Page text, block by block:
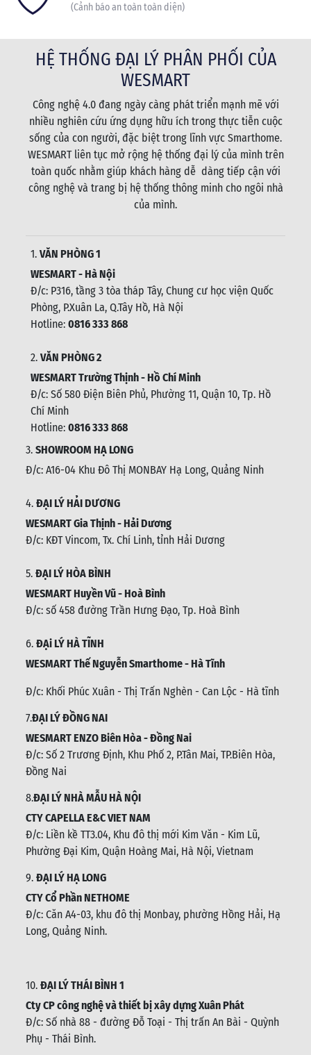
Ngôi nhà an toàn
HỆ THỐNG ĐẠI LÝ PHÂN PHỐI CỦA
WESMART
Công nghệ 4.0 đang ngày càng phát triển mạnh mẽ với
nhiều nghiên cứu ứng dụng hữu ích trong thực tiễn cuộc
sống của con người, đặc biệt trong lĩnh vực Smarthome.
WESMART liên tục mở rộng hệ thống đại lý của mình trên
toàn quốc nhằm giúp khách hàng dễ dàng tiếp cận với
công nghệ và trang bị hệ thống thông minh cho ngôi nhà
1.VĂN PHÒNG 1
WESMART - Hà Nội
Đ/c: P316, tầng 3 tòa tháp Tây, Chung cư học viện Quốc
Phòng, P.Xuân La, Q.Tây Hồ, Hà Nội
2.VĂN PHÒNG 2
WESMART Trường Thịnh - Hồ Chí Minh
Đ/c: Số 580 Điện Biên Phủ, Phường 11, Quận 10, Tp. Hồ
Chí Minh
Hotline:0816 333 868
3.SHOWROOM HẠ LONG
Đ/c: A16-04 Khu Đô Thị MONBAY Hạ Long, Quảng Ninh
4.ĐẠI LÝ HẢI DƯƠNG
WESMART Gia Thịnh - Hải Dương
5.ĐẠI LÝ HÒA BÌNH
WESMART Huyền Vũ - Hoà Bình
6.ĐẠi LÝ HÀ TĨNH
WESMART Thế Nguyễn Smarthome - Hà Tĩnh
Đ/c:Khối Phúc Xuân - Thị Trấn Nghèn - Can Lộc - Hà tĩnh
7.ĐẠI LÝ ĐỒNG NAI
WESMART ENZO Biên Hòa - Đồng Nai
Đ/c:Số 2 Trương Định, Khu Phố 2, P.Tân Mai, TP.Biên Hòa,
Đồng Nai
8.ĐẠI LÝ NHÀ MẪU HÀ NỘI
CTY CAPELLA E&C VIET NAM
Đ/c:Liền kề TT3.04, Khu đô thị mới Kim Văn - Kim Lũ,
Phường Đại Kim, Quận Hoàng Mai, Hà Nội, Vietnam
9.ĐẠI LÝ HẠ LONG
CTY Cổ Phần NETHOME
Đ/c: C ăn A4-03, khu đô thị Monbay, phường Hồng Hải, Hạ
10.ĐẠI LÝ THÁI BÌNH 1
Cty CP công nghệ và thiết bị xây dựng Xuân Phát
Đ/c: Số nhà 88 - đường Đỗ Toại - Thị trấn An Bài - Quỳnh